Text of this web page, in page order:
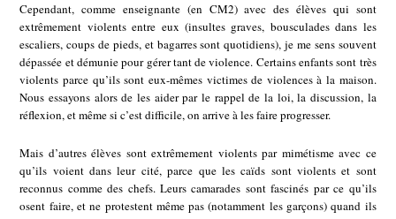
Cependant, comme enseignante (en CM2) avec des élèves qui sont
extrêmement violents entre eux (insultes graves, bousculades dans les
escaliers, coups de pieds, et bagarres sont quotidiens), je me sens souvent
dépassée et démunie pour gérer tant de violence. Certains enfants sont très
violents parce qu’ils sont eux-mêmes victimes de violences à la maison.
Nous essayons alors de les aider par le rappel de la loi, la discussion, la
réflexion, et même si c’est difficile, on arrive à les faire progresser.
Mais d’autres élèves sont extrêmement violents par mimétisme avec ce
qu’ils voient dans leur cité, parce que les caïds sont violents et sont
reconnus comme des chefs. Leurs camarades sont fascinés par ce qu’ils
osent faire, et ne protestent même pas (notamment les garçons) quand ils